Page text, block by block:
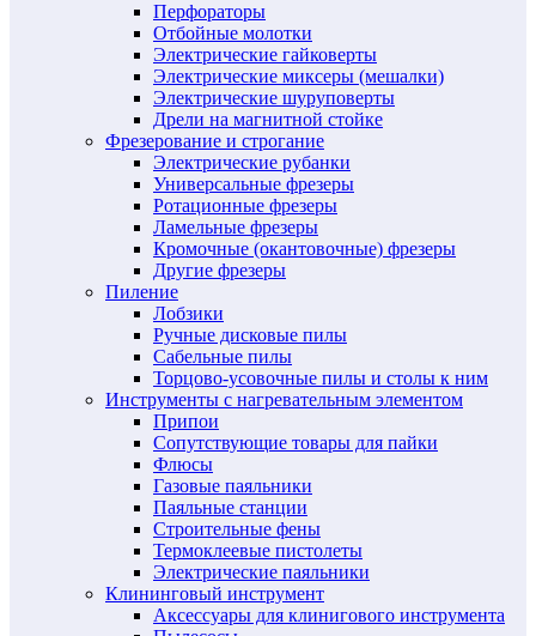
Перфораторы
Отбойные молотки
Электрические гайковерты
Электрические миксеры (мешалки)
Электрические шуруповерты
Дрели на магнитной стойке
Фрезерование и строгание
Электрические рубанки
Универсальные фрезеры
Ротационные фрезеры
Ламельные фрезеры
Кромочные (окантовочные) фрезеры
Другие фрезеры
Пиление
Лобзики
Ручные дисковые пилы
Сабельные пилы
Торцово-усовочные пилы и столы к ним
Инструменты с нагревательным элементом
Припои
Сопутствующие товары для пайки
Флюсы
Газовые паяльники
Паяльные станции
Строительные фены
Термоклеевые пистолеты
Электрические паяльники
Клининговый инструмент
Аксессуары для клинигового инструмента